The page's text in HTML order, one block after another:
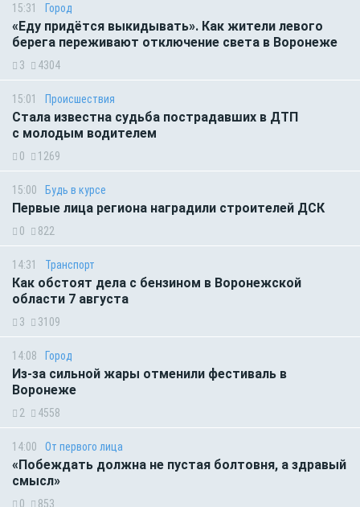
15:31 Город
«Еду придётся выкидывать». Как жители левого
берега переживают отключение света в Воронеже
3 4304
15:01 Происшествия
Стала известна судьба пострадавших в ДТП
с молодым водителем
0 1269
15:00 Будь в курсе
Первые лица региона наградили строителей ДСК
0 822
14:31 Транспорт
Как обстоят дела с бензином в Воронежской
области 7 августа
3 3109
14:08 Город
Из-за сильной жары отменили фестиваль в
Воронеже
2 4558
14:00 От первого лица
«Побеждать должна не пустая болтовня, а здравый
смысл»
0 853